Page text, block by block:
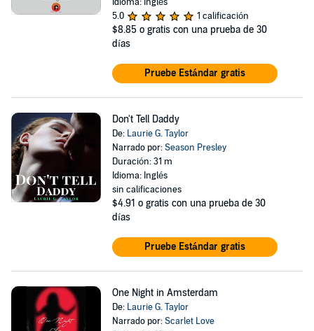
5.0
1 calificación
$8.85 o gratis con una prueba de 30
días
Pruebe Estándar gratis
Don't Tell Daddy
De: Laurie G. Taylor
Narrado por:Season Presley
Duración: 31 m
Idioma: Inglés
sin calificaciones
$4.91 o gratis con una prueba de 30
días
Pruebe Estándar gratis
One Night in Amsterdam
De: Laurie G. Taylor
Narrado por:Scarlet Love